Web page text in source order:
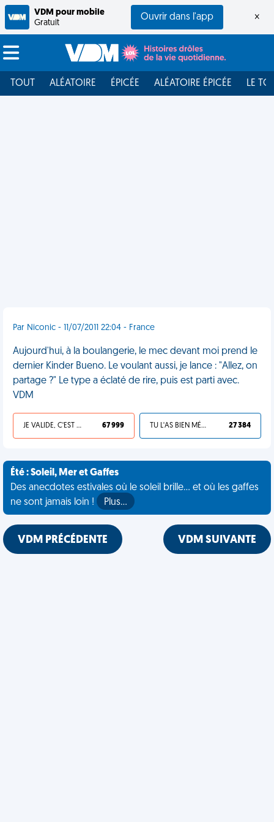
VDM pour mobile
Gratuit
Ouvrir dans l'app ×
TOUT ALÉATOIRE ÉPICÉE ALÉATOIRE ÉPICÉE LE
Par Niconic - 11/07/2011 22:04 - France
Aujourd'hui, à la boulangerie, le mec devant moi prend le
dernier Kinder Bueno. Le voulant aussi, je lance : "Allez, on
partage ?" Le type a éclaté de rire, puis est parti avec.
VDM
JE VALIDE, C'EST UNE VDM 67 999 TU L'AS BIEN MÉRITÉ 27 384
Été : Soleil, Mer et Gaffes
Des anecdotes estivales où le soleil brille... et où les gaffes
ne sont jamais loin !
Plus…
VDM PRÉCÉDENTE VDM SUIVANTE